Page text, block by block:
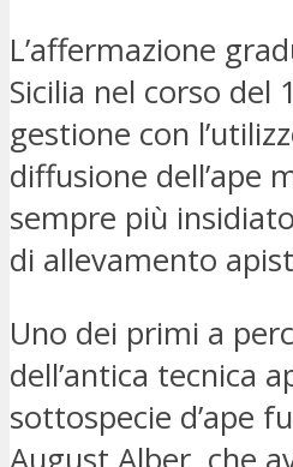
L’affermazione
Sicilia nel corso
gestione con
diffusione dell’ape
sempre più
di allevamento
Uno dei primi a
dell’antica tecnica
sottospecie d’ape